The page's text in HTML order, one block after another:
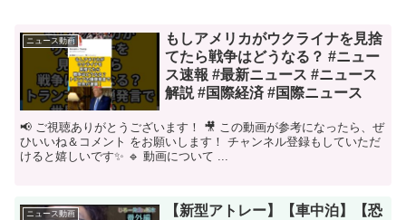
ニュース動画
もしアメリカがウクライナを見捨
てたら戦争はどうなる？ #ニュー
ス速報 #最新ニュース #ニュース
解説 #国際経済 #国際ニュース
📢 ご視聴ありがとうございます！ 🎥 この動画が参考になったら、ぜ
ひいいね＆コメント をお願いします！ チャンネル登録もしていただ
けると嬉しいです✨ 🔹 動画について ...
ニュース動画
【新型アトレー】【車中泊】【恐